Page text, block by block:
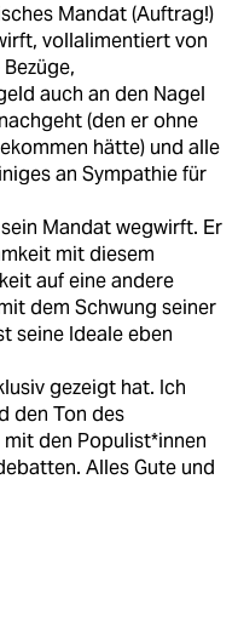
Mandat (Auftrag!)
vollalimentiert von
auch an den Nagel
(den er ohne
hätte) und alle
an Sympathie für
Mandat wegwirft. Er
mit diesem
auf eine andere
dem Schwung seiner
seine Ideale eben
gezeigt hat. Ich
den Ton des
den Populist*innen
Alles Gute und